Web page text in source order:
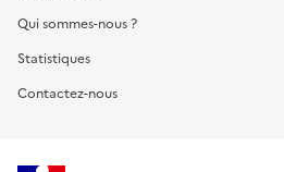
Qui sommes-nous ?
Statistiques
Contactez-nous